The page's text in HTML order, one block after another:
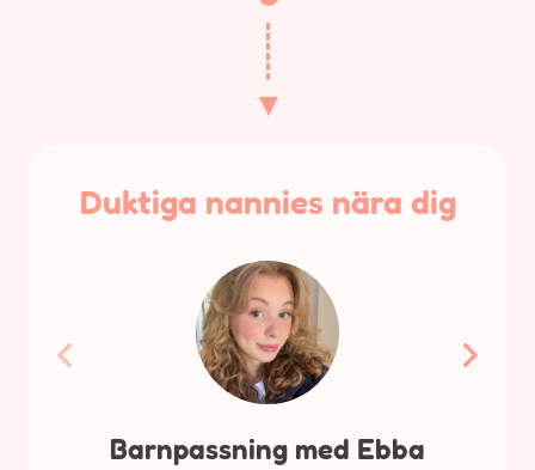
Duktiga nannies nära dig
Barnpassning med Ebba